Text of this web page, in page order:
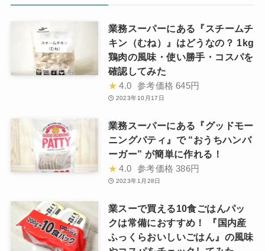
業務スーパーにある『スチームチ
キン（むね）』はどうなの？ 1kg
鶏肉の風味・使い勝手・コスパを
確認してみた
★ 4.0 参考価格 645円
2023年10月17日
業務スーパーにある『グッドモー
ニングパティ』で “おうちハンバ
ーガー” が簡単に作れる！
★ 4.0 参考価格 386円
2023年1月28日
業スーで買える10食ごはんパッ
クは常備におすすめ！ 『国内産
ふっくらおいしいごはん』の風味